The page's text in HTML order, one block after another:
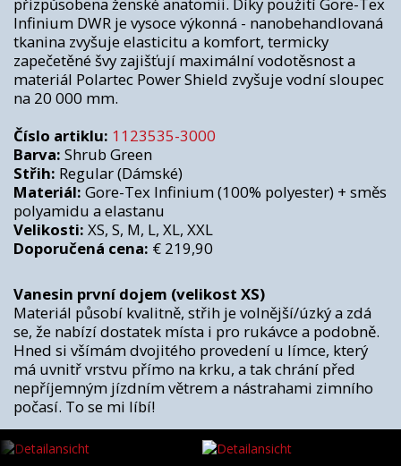
přizpůsobena ženské anatomii. Díky použití Gore-Tex
Infinium DWR je vysoce výkonná - nanobehandlovaná
tkanina zvyšuje elasticitu a komfort, termicky
zapečetěné švy zajišťují maximální vodotěsnost a
materiál Polartec Power Shield zvyšuje vodní sloupec
na 20 000 mm.
Číslo artiklu: 1123535-3000
Barva: Shrub Green
Střih: Regular (Dámské)
Materiál: Gore-Tex Infinium (100% polyester) + směs
polyamidu a elastanu
Velikosti: XS, S, M, L, XL, XXL
Doporučená cena: € 219,90
Vanesin první dojem (velikost XS)
Materiál působí kvalitně, střih je volnější/úzký a zdá
se, že nabízí dostatek místa i pro rukávce a podobně.
Hned si všímám dvojitého provedení u límce, který
má uvnitř vrstvu přímo na krku, a tak chrání před
nepříjemným jízdním větrem a nástrahami zimního
počasí. To se mi líbí!